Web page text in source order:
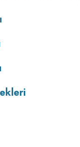
:
maksimum 30
ve tersten ütülenir.